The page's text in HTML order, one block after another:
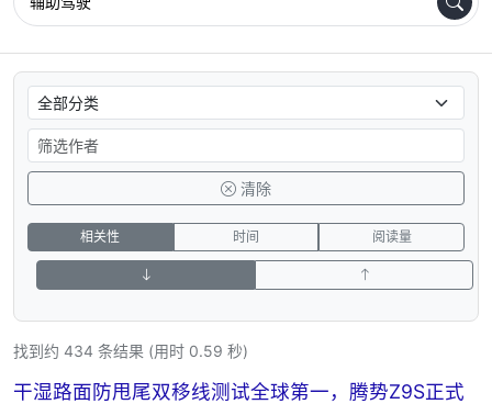
清除
相关性 时间 阅读量
找到约 434 条结果 (用时 0.59 秒)
干湿路面防甩尾双移线测试全球第一，腾势Z9S正式